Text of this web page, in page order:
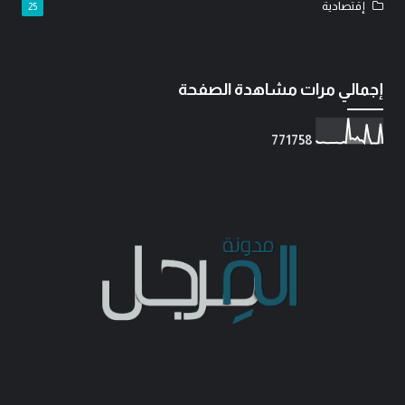
إقتصادية 25
إجمالي مرات مشاهدة الصفحة
771758